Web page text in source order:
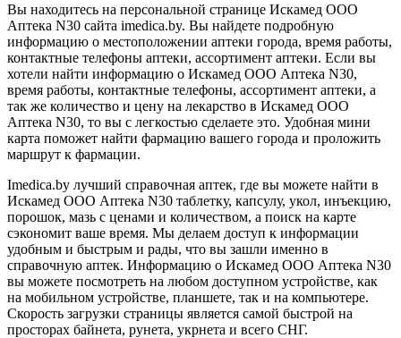
Вы находитесь на персональной странице Искамед ООО
Аптека N30 сайта imedica.by. Вы найдете подробную
информацию о местоположении аптеки города, время работы,
контактные телефоны аптеки, ассортимент аптеки. Если вы
хотели найти информацию о Искамед ООО Аптека N30,
время работы, контактные телефоны, ассортимент аптеки, а
так же количество и цену на лекарство в Искамед ООО
Аптека N30, то вы с легкостью сделаете это. Удобная мини
карта поможет найти фармацию вашего города и проложить
маршрут к фармации.
Imedica.by лучший справочная аптек, где вы можете найти в
Искамед ООО Аптека N30 таблетку, капсулу, укол, инъекцию,
порошок, мазь с ценами и количеством, а поиск на карте
сэкономит ваше время. Мы делаем доступ к информации
удобным и быстрым и рады, что вы зашли именно в
справочную аптек. Информацию о Искамед ООО Аптека N30
вы можете посмотреть на любом доступном устройстве, как
на мобильном устройстве, планшете, так и на компьютере.
Скорость загрузки страницы является самой быстрой на
просторах байнета, рунета, укрнета и всего СНГ.